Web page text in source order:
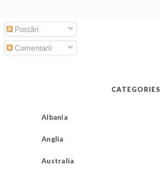
Postări
Comentarii
CATEGORIES
Albania
Anglia
Australia